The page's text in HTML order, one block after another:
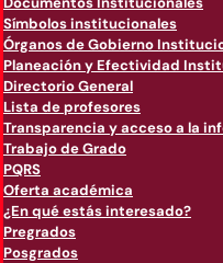
Símbolos institucionales
Órganos de Gobierno
Planeación y Efectividad
Directorio General
Lista de profesores
Transparencia y acceso a la
Trabajo de Grado
PQRS
Oferta académica
¿En qué estás interesado?
Pregrados
Posgrados